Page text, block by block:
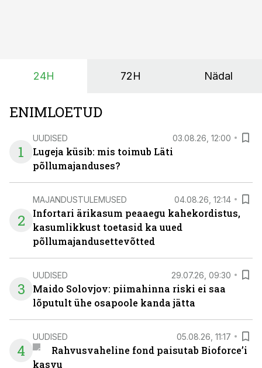
on suurim ning iga töötund on oluline.
24H 72H Nädal
ENIMLOETUD
1
UUDISED 03.08.26, 12:00
Lugeja küsib: mis toimub Läti
põllumajanduses?
2
MAJANDUSTULEMUSED 04.08.26, 12:14
Infortari ärikasum peaaegu kahekordistus,
kasumlikkust toetasid ka uued
põllumajandusettevõtted
3
UUDISED 29.07.26, 09:30
Maido Solovjov: piimahinna riski ei saa
lõputult ühe osapoole kanda jätta
4
UUDISED 05.08.26, 11:17
Rahvusvaheline fond paisutab Bioforce’i
kasvu